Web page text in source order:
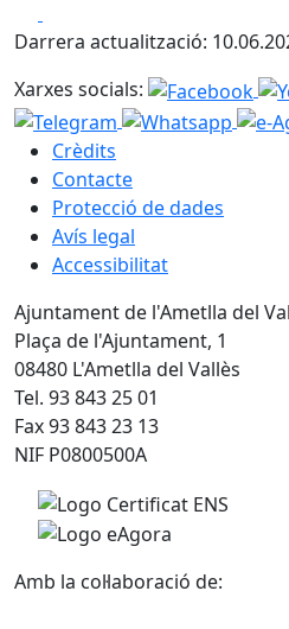
Darrera actualització:
Xarxes socials:
Crèdits
Contacte
Protecció de dades
Avís legal
Accessibilitat
Ajuntament de l'Ametlla del
Plaça de l'Ajuntament, 1
08480 L'Ametlla del Vallès
Tel. 93 843 25 01
Fax 93 843 23 13
NIF P0800500A
Amb la col·laboració de: